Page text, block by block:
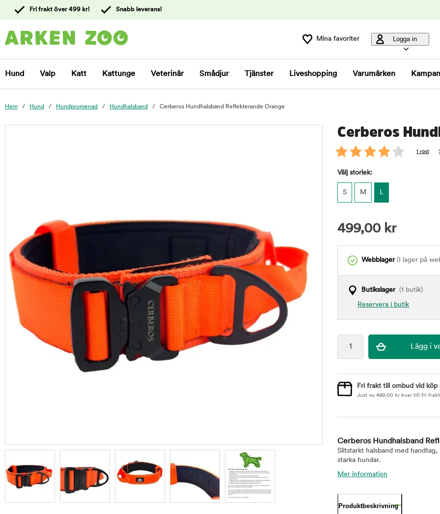
kundtjänst
Fri frakt över 499 kr! Snabb leverans!
Mina favoriter Logga in
Hund Valp Katt Kattunge Veterinär Smådjur Tjänster Liveshopping Varumärken
Hem Hund Hundpromenad Hundhalsband Cerberos Hundhalsband Reflekterande Orange
Cerberos
1 röst
Välj storlek:
S M L
499,00 kr
Webblager(I lager på
Butikslager(1 butik)
Reservera i butik
Fri frakt till ombud vid köp
Just nu 499,00 kr kvar till fri
Cerberos Hundhalsband
Slitstarkt halsband med
starka hundar.
Mer information
Produktbeskrivning